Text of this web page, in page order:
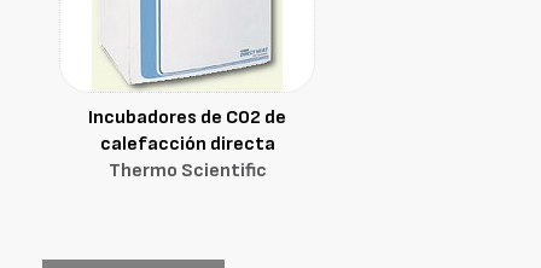
Incubadores de CO2 de
calefacción directa
Thermo Scientific